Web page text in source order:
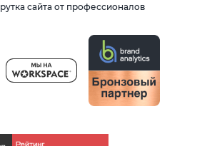
сайта от профессионалов